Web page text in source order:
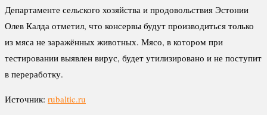
Департаменте сельского хозяйства и продовольствия Эстонии
Олев Калда отметил, что консервы будут производиться только
из мяса не заражённых животных. Мясо, в котором при
тестировании выявлен вирус, будет утилизировано и не поступит
в переработку.
Источник: rubaltic.ru